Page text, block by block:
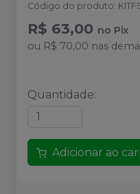
Código do produto:
R$ 63,00 no Pix
ou R$ 70,00 nas
Quantidade:
Adicionar ao